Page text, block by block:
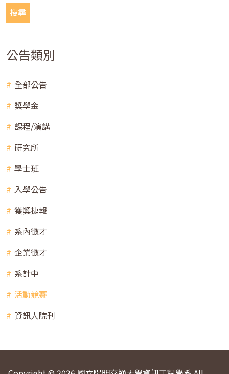
搜尋
公告類別
全部公告
獎學金
課程/演講
研究所
學士班
入學公告
獲獎捷報
系內徵才
企業徵才
系計中
活動競賽
資訊人院刊